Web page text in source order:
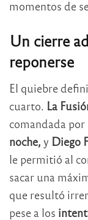
momentos de
Un cierre
reponerse
El quiebre
cuarto. La
comandada por
noche, y Diego
le permitió al
sacar una
que resultó
pese a los